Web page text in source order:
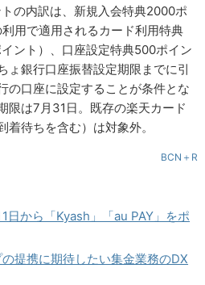
の内訳は、新規入会特典2000ポ
用で適用されるカード利用特典
ント）、口座設定特典500ポイン
ょ銀行口座振替設定期限までに引
の口座に設定することが条件とな
限は7月31日。既存の楽天カード
待ちを含む）は対象外。
BCN＋R
日から「Kyash」「au PAY」をポ
提携に期待したい集金業務のDX